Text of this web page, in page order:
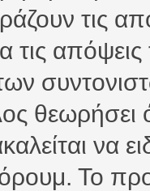
τις
τις
θεωρήσει
να
Το